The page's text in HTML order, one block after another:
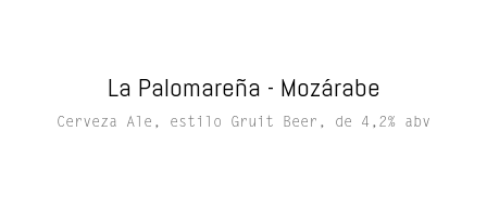
La Palomareña - Mozárabe
Cerveza Ale, estilo Gruit Beer, de 4,2% abv